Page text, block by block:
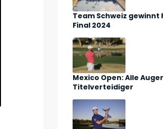
Team Schweiz gewinnt
Final 2024
Mexico Open: Alle
Titelverteidiger